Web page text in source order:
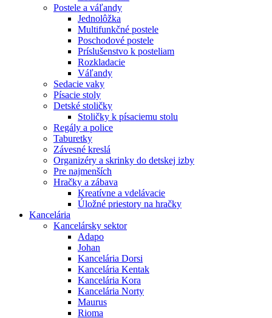
Postele a váľandy
Jednolôžka
Multifunkčné postele
Poschodové postele
Príslušenstvo k posteliam
Rozkladacie
Váľandy
Sedacie vaky
Písacie stoly
Detské stoličky
Stoličky k písaciemu stolu
Regály a police
Taburetky
Závesné kreslá
Organizéry a skrinky do detskej izby
Pre najmenších
Hračky a zábava
Kreatívne a vdelávacie
Úložné priestory na hračky
Kancelária
Kancelársky sektor
Adapo
Johan
Kancelária Dorsi
Kancelária Kentak
Kancelária Kora
Kancelária Norty
Maurus
Rioma